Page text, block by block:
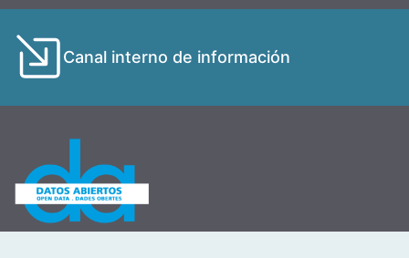
Canal interno de información